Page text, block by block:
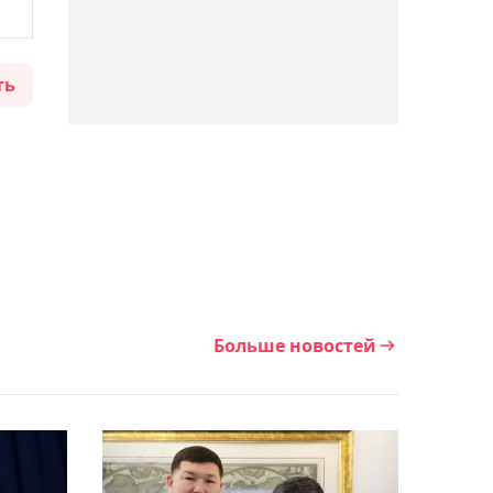
победе над "Жетысу"
разгромной победы
"Ордабасы" над "Жетысу"
00:15, 09 августа 2026
Больше новостей